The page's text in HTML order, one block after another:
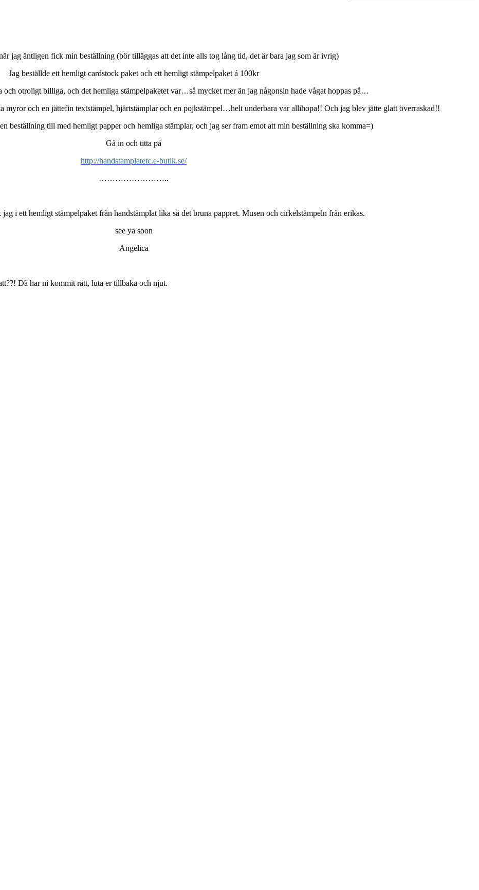
jag äntligen fick min beställning (bör tilläggas att det inte alls tog lång tid, det är bara jag som är ivrig)
Jag beställde ett hemligt cardstock paket och ett hemligt stämpelpaket á 100kr
och otroligt billiga, och det hemliga stämpelpaketet var…så mycket mer än jag någonsin hade vågat hoppas på…
myror och en jättefin textstämpel, hjärtstämplar och en pojkstämpel…helt underbara var allihopa!! Och jag blev jätte glatt överraskad!!
beställning till med hemligt papper och hemliga stämplar, och jag ser fram emot att min beställning ska komma=)
Gå in och titta på
http://handstamplatetc.e-butik.se/
……………………..
i ett hemligt stämpelpaket från handstämplat lika så det bruna pappret. Musen och cirkelstämpeln från erikas.
see ya soon
Angelica
Då har ni kommit rätt, luta er tillbaka och njut.